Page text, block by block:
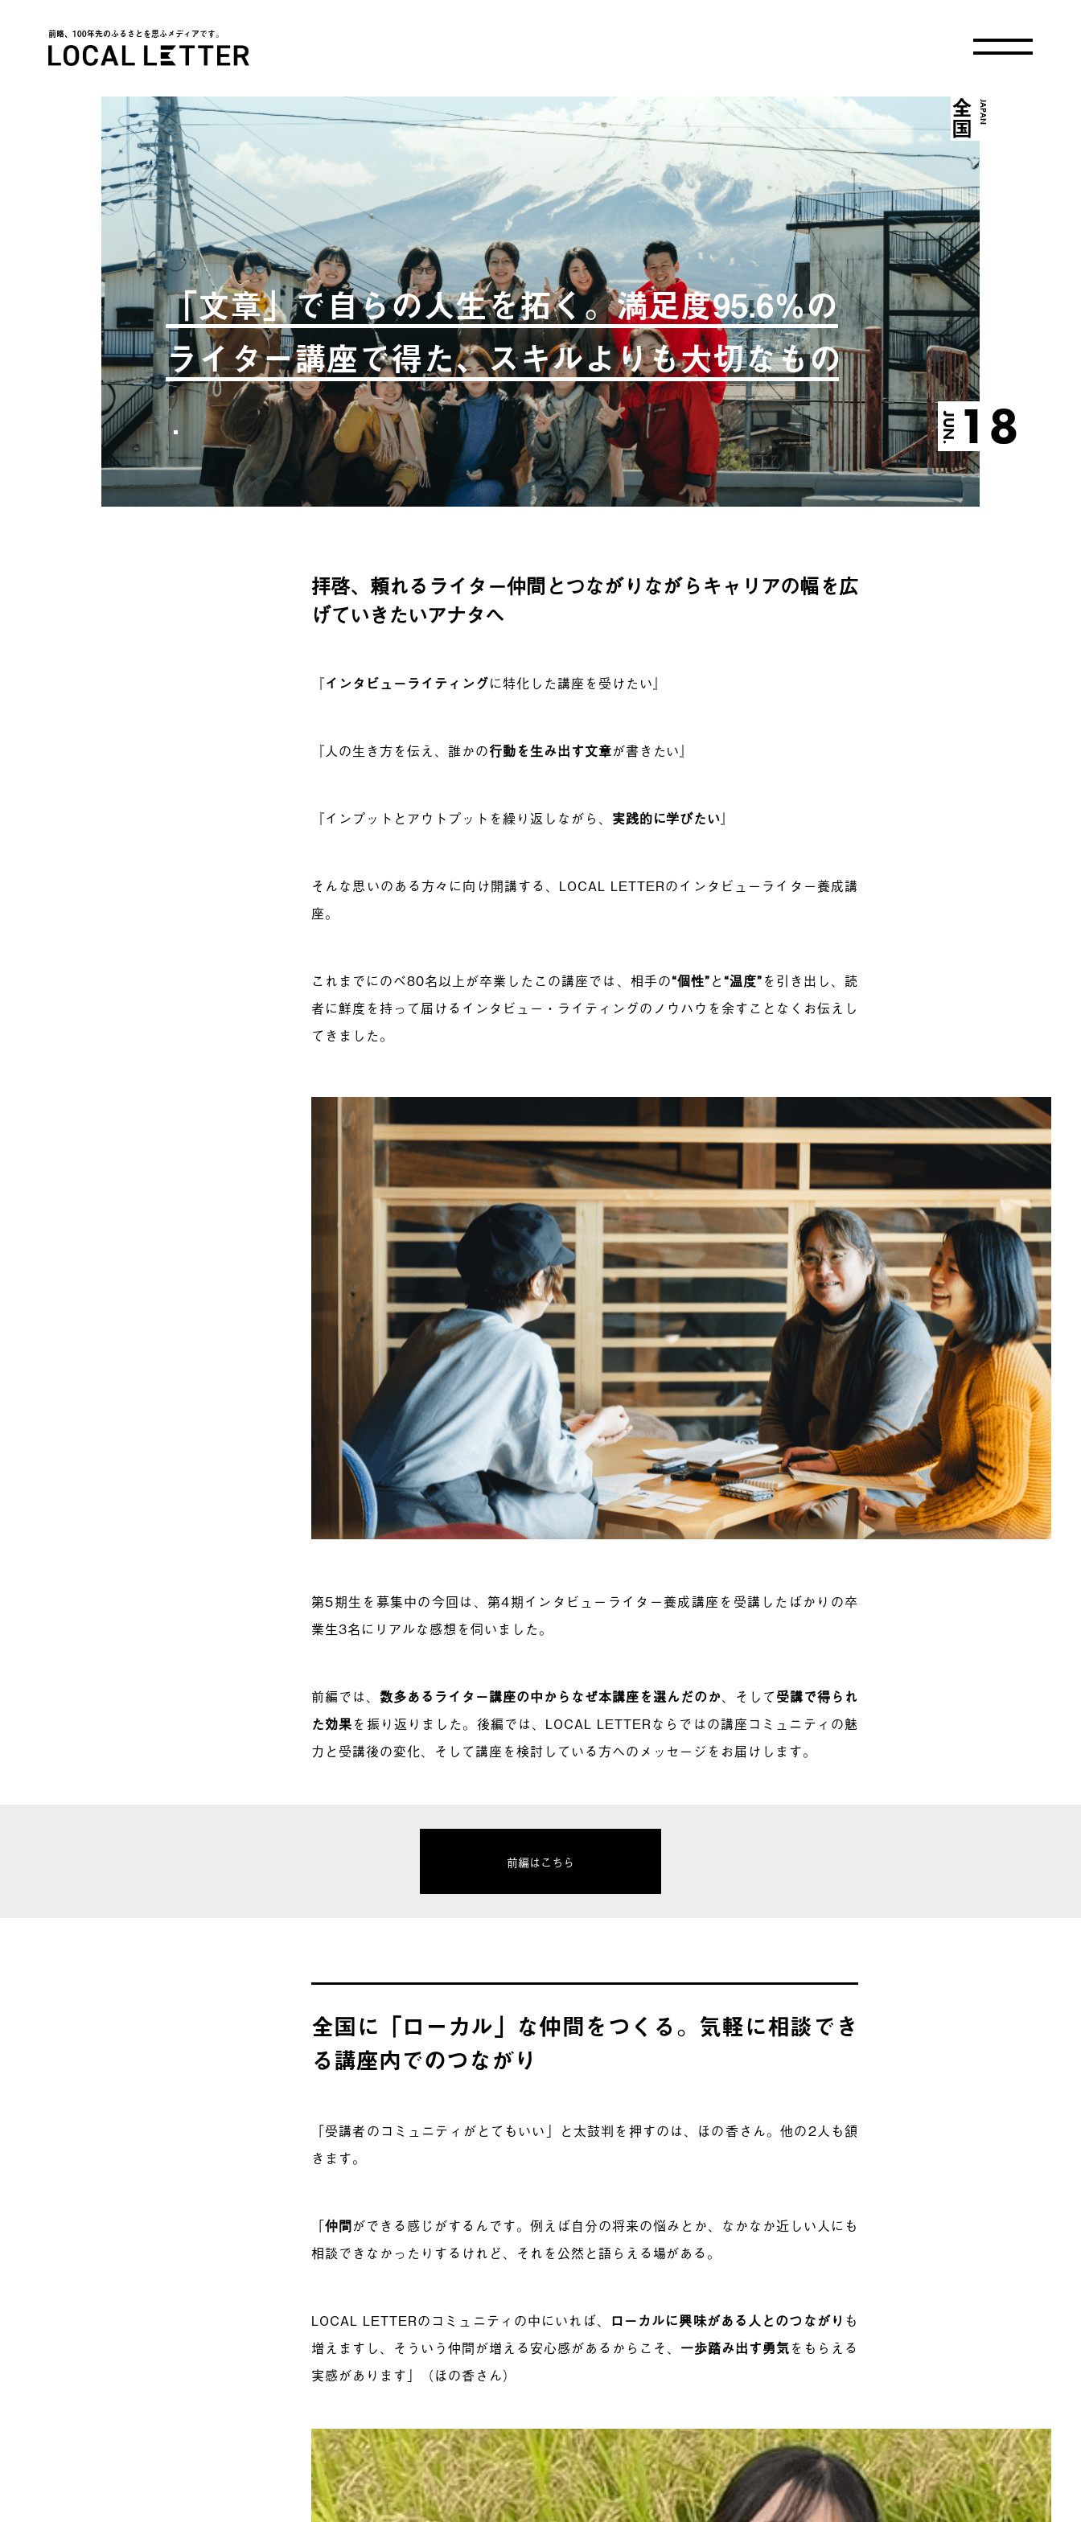
前略、100年先のふるさとを思ふメディアです。
「文章」で自らの人生を拓く。満足度95.6％の
ライター講座で得た、スキルよりも大切なもの
JUN. 18
JAPAN
全国
拝啓、頼れるライター仲間とつながりながらキャリアの幅を広
げていきたいアナタへ
『インタビューライティングに特化した講座を受けたい』
『人の生き方を伝え、誰かの行動を生み出す文章が書きたい』
『インプットとアウトプットを繰り返しながら、 実践的に学びたい』
そんな思いのある方々に向け開講する、LOCAL LETTERのインタビューライター養成講
座。
これまでにのべ80名以上が卒業したこの講座では、相手の“個性”と“温度”を引き出し、読
者に鮮度を持って届けるインタビュー・ライティングのノウハウを余すことなくお伝えし
てきました。
第5期生を募集中の今回は、第4期インタビューライター養成講座を受講したばかりの卒
業生3名にリアルな感想を伺いました。
前編では、数多あるライター講座の中からなぜ本講座を選んだのか、そして受講で得られ
た効果を振り返りました。後編では、LOCAL LETTERならではの講座コミュニティの魅
力と受講後の変化、そして講座を検討している方ヘのメッセージをお届けします。
前編はこちら
全国に「ローカル」な仲間をつくる。気軽に相談でき
る講座内でのつながり
「受講者のコミュニティがとてもいい」と太鼓判を押すのは、ほの香さん。他の2人も頷
きます。
「仲間ができる感じがするんです。例えば自分の将来の悩みとか、なかなか近しい人にも
相談できなかったりするけれど、それを公然と語らえる場がある。
LOCAL LETTERのコミュニティの中にいれば、 ローカルに興味がある人とのつながり も
増えますし、そういう仲間が増える安心感があるからこそ、 一歩踏み出す勇気をもらえる
実感があります」（ほの香さん）